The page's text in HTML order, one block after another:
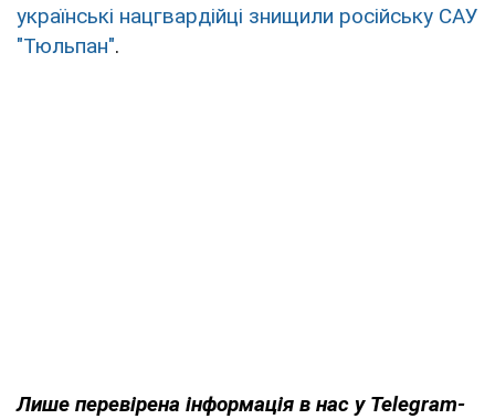
українські нацгвардійці знищили російську САУ
"Тюльпан".
Лише перевірена інформація в нас у Telegram-